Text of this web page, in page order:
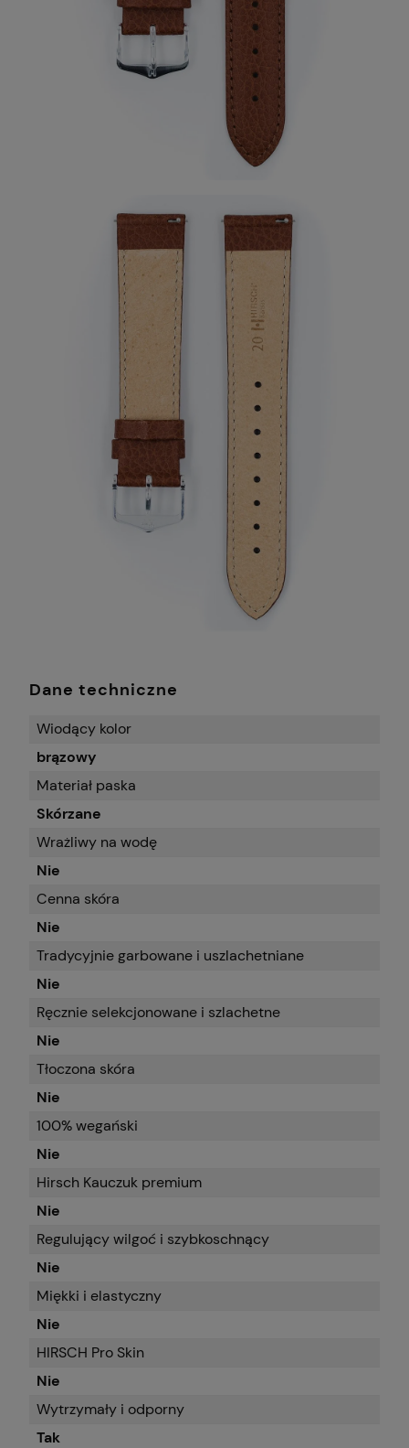
Dane techniczne
Wiodący kolor
brązowy
Materiał paska
Skórzane
Wrażliwy na wodę
Nie
Cenna skóra
Nie
Tradycyjnie garbowane i uszlachetniane
Nie
Ręcznie selekcjonowane i szlachetne
Nie
Tłoczona skóra
Nie
100% wegański
Nie
Hirsch Kauczuk premium
Nie
Regulujący wilgoć i szybkoschnący
Nie
Miękki i elastyczny
Nie
HIRSCH Pro Skin
Nie
Wytrzymały i odporny
Tak